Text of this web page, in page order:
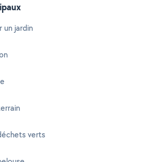
un jardin
verts